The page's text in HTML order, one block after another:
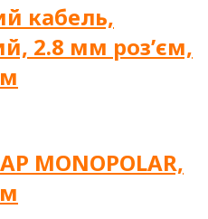
кабель,
2.8 мм роз’єм,
MONOPOLAR,